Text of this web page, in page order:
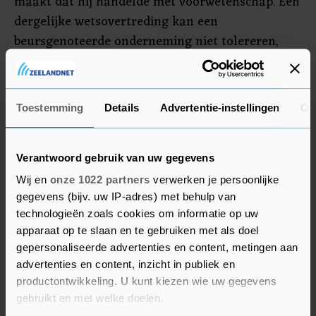
Toestemming Details Advertentie-instellingen
Verantwoord gebruik van uw gegevens
Wij en onze 1022 partners verwerken je persoonlijke
gegevens (bijv. uw IP-adres) met behulp van
technologieën zoals cookies om informatie op uw
apparaat op te slaan en te gebruiken met als doel
gepersonaliseerde advertenties en content, metingen aan
advertenties en content, inzicht in publiek en
productontwikkeling. U kunt kiezen wie uw gegevens
gebruikt en met welke doelen.
dergelijke wetsovertreding kan een
beursgenoteerde onderneming niet tolereren,
zeker niet als het de CEO betreft. Na zorgvuldige
beraadslaging is de rvc dus tot de conclusie
gekomen dat de positie van Alex als directielid
van Ajax niet houdbaar is. Ik vind het belangrijk
beleid zal worden voortgezet met de mensen die
we daarvoor hebben en op de weg die Ajax met
Alex reeds was ingeslagen."
Kroes betaalde destijds rond de 190.000 euro
voor zijn aandelen, uitgaande van de beurskoers
eind juli. Daarna is de beurskoers stevig gedaald,
en op een klein piekje in november na, niet meer